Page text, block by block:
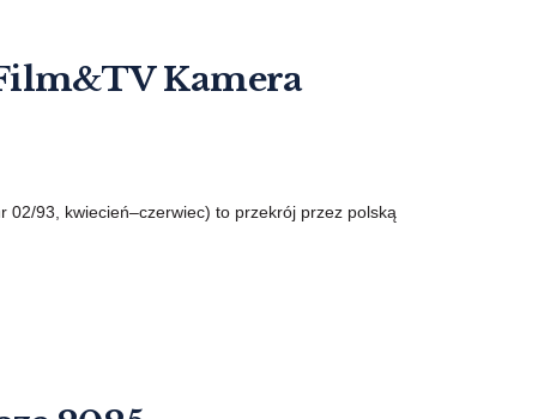
Kamera
02/93, kwiecień–czerwiec) to przekrój przez polską